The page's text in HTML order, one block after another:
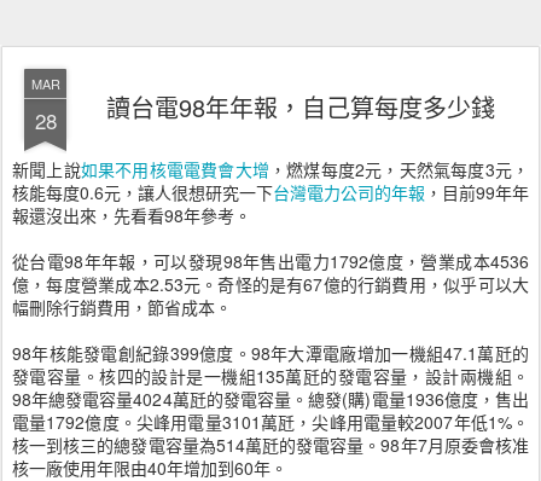
MAR
28 讀台電98年年報，自己算每度多少錢
新聞上說如果不用核電電費會大增 ，燃煤每度2元，天然氣每度3元，
核能每度0.6元，讓人很想研究一下台灣電力公司的年報 ，目前99年年
報還沒出來，先看看98年參考。
從台電98年年報，可以發現98年售出電力1792億度，營業成本4536
億，每度營業成本2.53元。奇怪的是有67億的行銷費用，似乎可以大
幅刪除行銷費用，節省成本。
98年核能發電創紀錄399億度。98年大潭電廠增加一機組47.1萬瓩的
發電容量。核四的設計是一機組135萬瓩的發電容量，設計兩機組。
98年總發電容量4024萬瓩的發電容量。總發(購)電量1936億度，售出
電量1792億度。尖峰用電量3101萬瓩，尖峰用電量較2007年低1%。
核一到核三的總發電容量為514萬瓩的發電容量。98年7月原委會核准
核一廠使用年限由40年增加到60年。